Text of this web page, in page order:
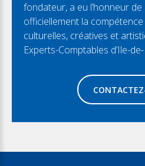
fondateur, a eu l’honneur
officiellement la
culturelles, créatives et
Experts-Comptables d’Ile-